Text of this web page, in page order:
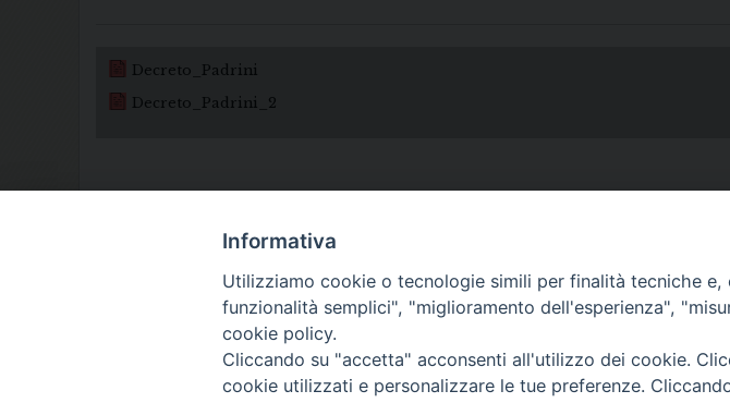
Decreto_Padrini
Decreto_Padrini_2
PEC
Informativa
Utilizziamo cookie o tecnologie simili per finalità tecniche
funzionalità semplici", "miglioramento dell'esperienza",
cookie policy.
Cliccando su "accetta" acconsenti all'utilizzo dei cookie.
cookie utilizzati e personalizzare le tue preferenze.